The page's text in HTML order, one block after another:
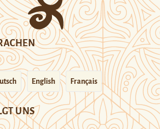
English Français
UNS